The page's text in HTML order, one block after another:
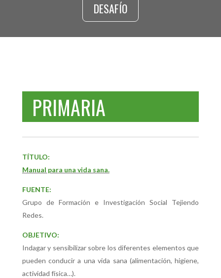
DESAFÍO
PRIMARIA
TÍTULO:
Manual para una vida sana.
FUENTE:
Grupo de Formación e Investigación Social Tejiendo
Redes.
OBJETIVO:
Indagar y sensibilizar sobre los diferentes elementos que
pueden conducir a una vida sana (alimentación, higiene,
actividad física…).